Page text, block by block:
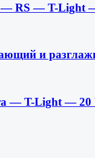
— RS — T-Light
и
— T-Light — 20